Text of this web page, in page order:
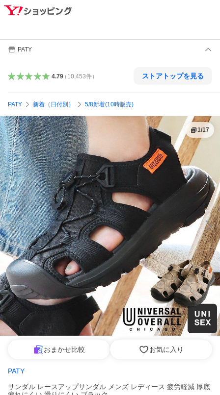
PATY
4.79（ 10,453件） ストアトップを見る
PATY 新着（日付別） 5/8新着(10時販売)
1/17
おまかせ比較 お気に入り
PATY
サンダル レースアップサンダル メンズ レディース 疲労軽減 厚底